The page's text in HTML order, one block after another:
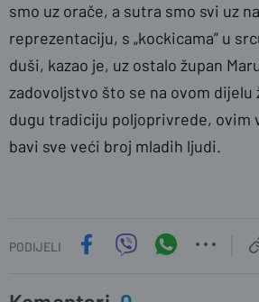
smo uz orače, a sutra smo svi uz
reprezentaciju, s „kockicama” u
duši, kazao je, uz ostalo župan
zadovoljstvo što se na ovom dijelu
dugu tradiciju poljoprivrede, ovim
bavi sve veći broj mladih ljudi.
PODIJELI